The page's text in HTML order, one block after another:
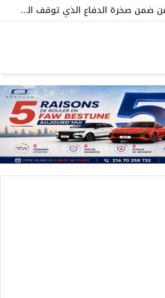
الإفريقي يقترب من ضمن صخرة الدفاع الذي توقف الترجي في رابطة الأبطال…ثنائي آخر أجنبي في الطريق….وعقد جديد مع نجم صاعد